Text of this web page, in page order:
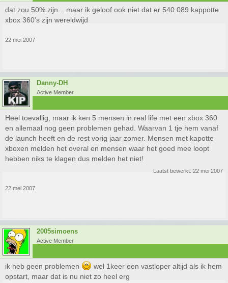
dat zou 50% zijn .. maar ik geloof ook niet dat er 540.089 kappotte
xbox 360's zijn wereldwijd
22 mei 2007
Danny-DH
Active Member
Heel toevallig, maar ik ken 5 mensen in real life met een xbox 360
en allemaal nog geen problemen gehad. Waarvan 1 tje hem vanaf
de launch heeft en de rest vorig jaar zomer. Mensen met kapotte
xboxen melden het overal en mensen waar het goed mee loopt
hebben niks te klagen dus melden het niet!
Laatst bewerkt: 22 mei 2007
22 mei 2007
2005simoens
Active Member
ik heb geen problemen
wel 1keer een vastloper altijd als ik hem
opstart, maar dat is nu niet zo heel erg